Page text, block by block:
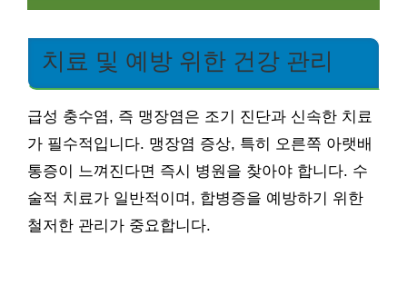
치료 및 예방 위한 건강 관리
급성 충수염, 즉 맹장염은 조기 진단과 신속한 치료
가 필수적입니다. 맹장염 증상, 특히 오른쪽 아랫배
통증이 느껴진다면 즉시 병원을 찾아야 합니다. 수
술적 치료가 일반적이며, 합병증을 예방하기 위한
철저한 관리가 중요합니다.